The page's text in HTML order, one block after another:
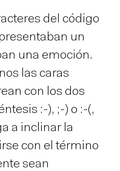
del código
un
una emoción.
las caras
con los dos
:-), ;-) o :-(,
a inclinar la
con el término
sean